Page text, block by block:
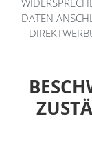
DATEN